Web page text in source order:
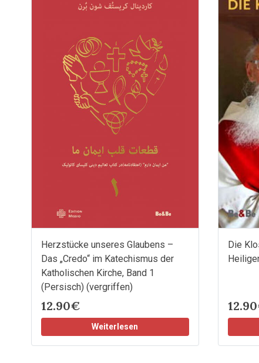
Herzstücke unseres Glaubens –
Das „Credo“ im Katechismus der
Katholischen Kirche, Band 1
(Persisch) (vergriffen)
12.90€
Weiterlesen
Die